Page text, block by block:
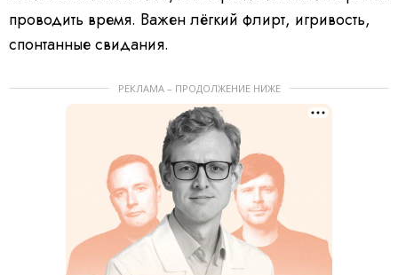
проводить время. Важен лёгкий флирт, игривость,
спонтанные свидания.
РЕКЛАМА – ПРОДОЛЖЕНИЕ НИЖЕ